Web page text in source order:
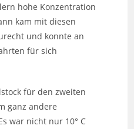
hohe Konzentration
kam mit diesen
und konnte an
für sich
für den zweiten
ganz andere
war nicht nur 10° C